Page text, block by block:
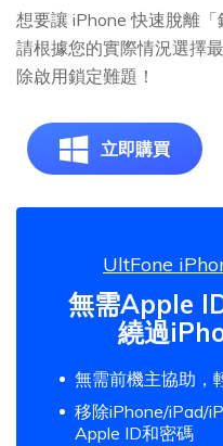
想要讓 iPhone 快速脫離
請根據您的實際情況選擇
除啟用鎖定難題！
立即購買
UltFone
無需Apple
繞過
無需前機主協助，
移除iPhone/iPad/
Apple ID和密碼